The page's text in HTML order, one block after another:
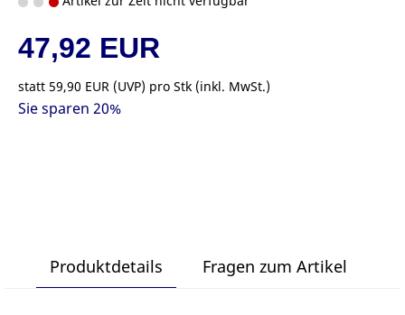
47,92 EUR
statt 59,90 EUR (UVP) pro Stk (inkl. MwSt.)
Sie sparen 20%
Produktdetails Fragen zum Artikel